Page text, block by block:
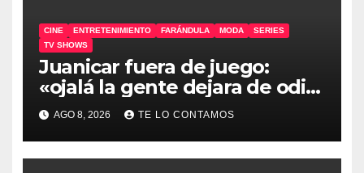
CINE ENTRETENIMIENTO FARÁNDULA MODA
SERIES
TV SHOWS
Juanicar fuera de juego:
«ojalá la gente dejara de odiar
tanto»
AGO 8, 2026 TE LO CONTAMOS